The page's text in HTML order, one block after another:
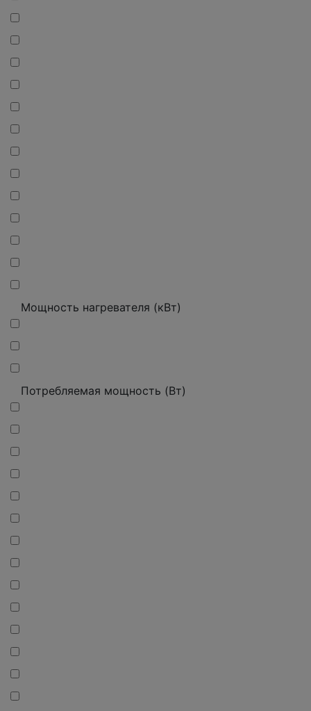
Мощность нагревателя (кВт)
Потребляемая мощность (Вт)